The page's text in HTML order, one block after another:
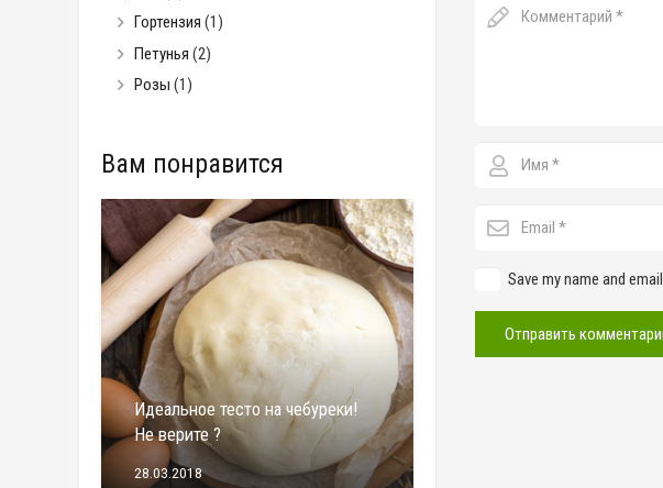
Save my name and
Отправить
Гортензия (1)
Петунья (2)
Розы (1)
Вам понравится
Идеальное тесто на чебуреки!
Не верите ?
28.03.2018